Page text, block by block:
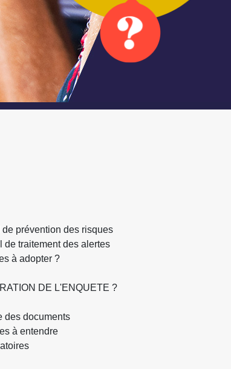
de prévention des risques
de traitement des alertes
à adopter ?
DE L'ENQUETE ?
des documents
à entendre